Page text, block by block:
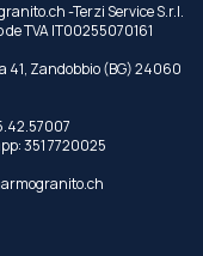
-Terzi Service S.r.l.
de TVA IT00255070161
41, Zandobbio (BG) 24060
351 7720025